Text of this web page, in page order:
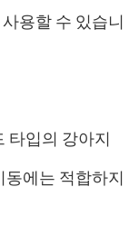
용할 수 있습니
타입의 강아지
에는 적합하지